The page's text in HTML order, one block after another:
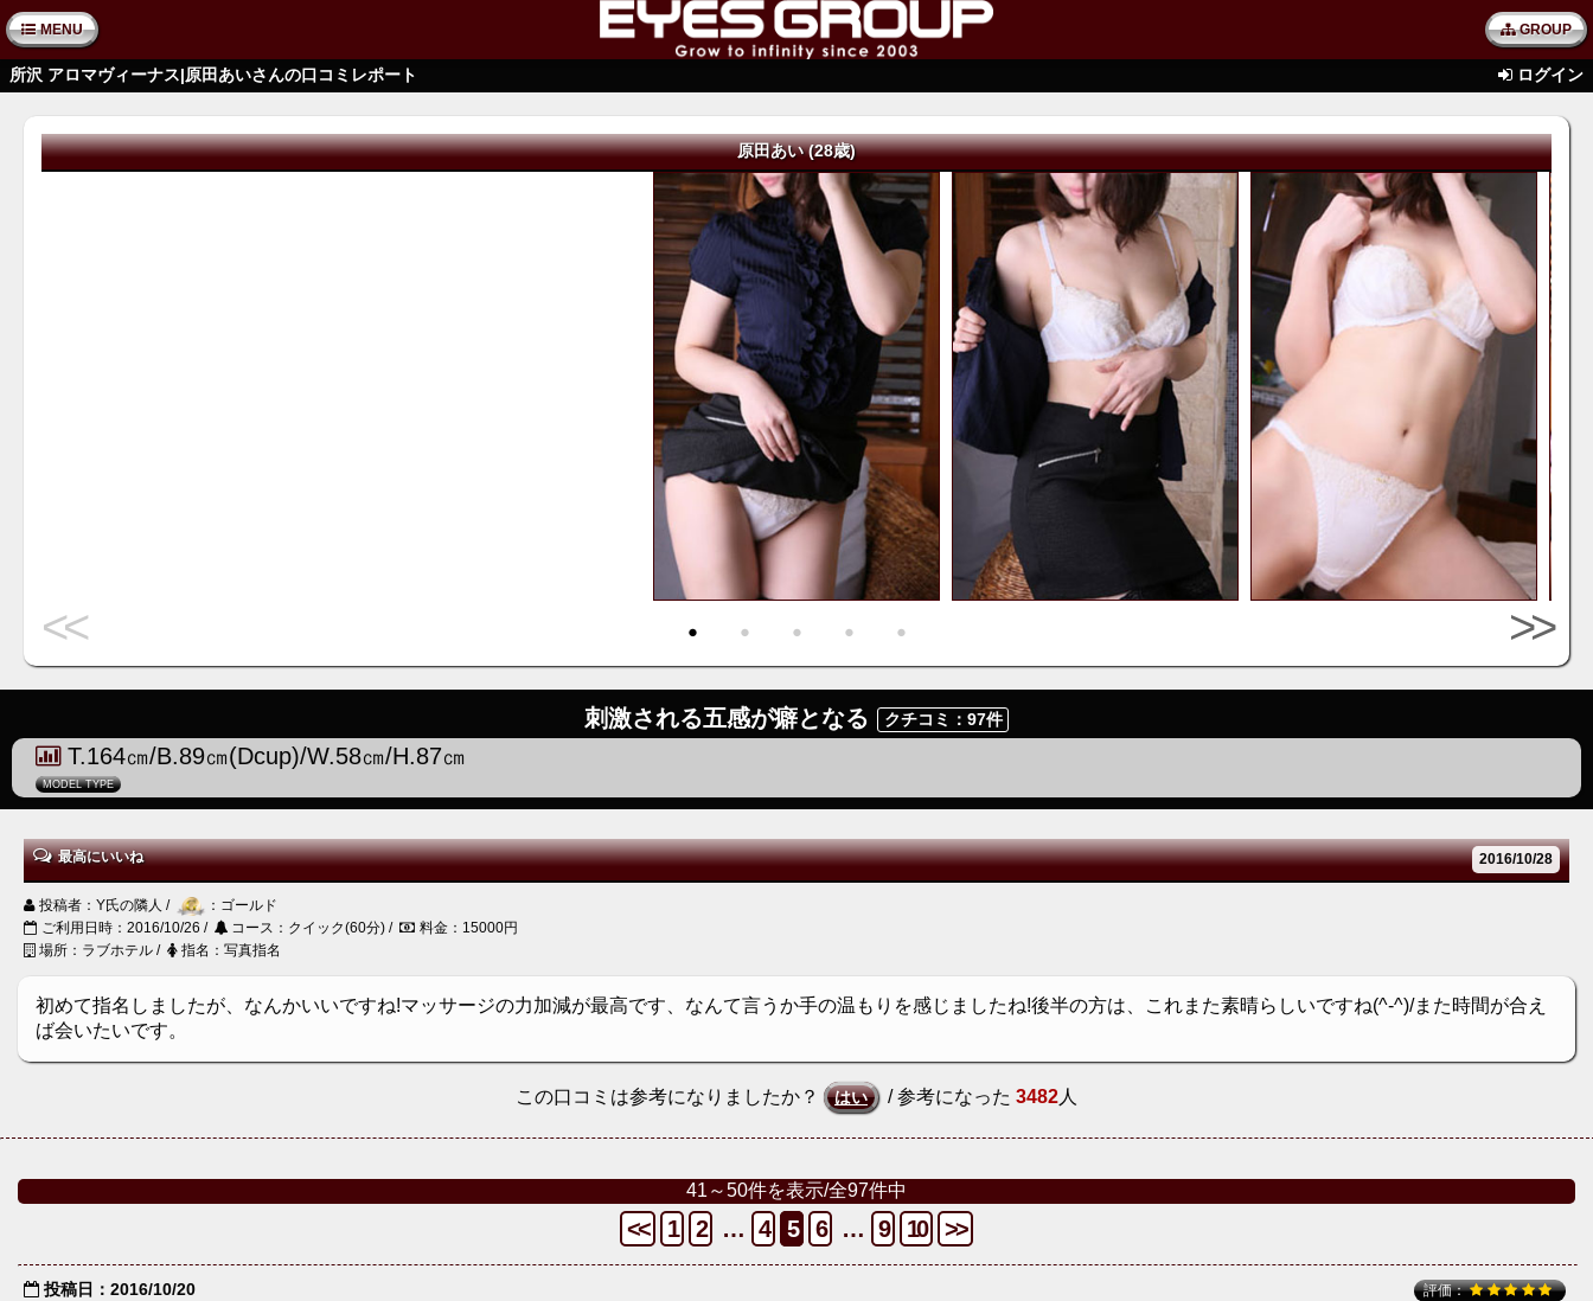
MENU GROUP
ログイン
所沢 アロマヴィーナス|原田あいさんの口コミレポート
原田あい (28歳)
<< >>
・ ・ ・ ・ ・
刺激される五感が癖となる クチコミ：97件
T.164㎝/B.89㎝(Dcup)/W.58㎝/H.87㎝
MODEL TYPE
2016/10/28
最高にいいね
投稿者：Y氏の隣人 /
：ゴールド
ご利用日時：2016/10/26 /
コース：クイック(60分) /
料金：15000円
場所：ラブホテル /
指名：写真指名
初めて指名しましたが、なんかいいですね!マッサージの力加減が最高です、なんて言うか手の温もりを感じましたね!後半の方は、これまた素晴らしいですね(^-^)/また時間が合え
ば会いたいです。
この口コミは参考になりましたか？ はい / 参考になった3482人
41～50件を表示/全97件中
<< 1 2 … 4 5 6 … 9 10 >>
評価：
投稿日：2016/10/20